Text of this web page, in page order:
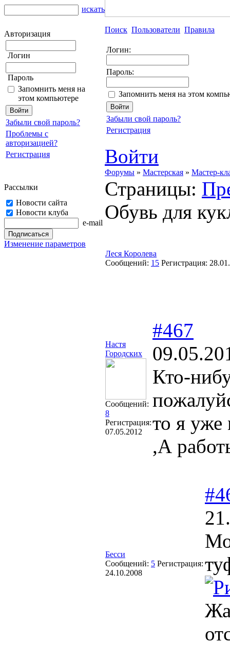
искать
Авторизация
Логин
Пароль
Запомнить меня на
этом компьютере
Забыли свой пароль?
Проблемы с
авторизацией?
Регистрация
Рассылки
Новости сайта
Новости клуба
e-mail
Изменение параметров
Поиск Пользователи Правила
Логин:
Пароль:
Запомнить меня на этом
Забыли свой пароль?
Регистрация
Войти
Форумы » Мастерская » Мастер-
Страницы:
Обувь для
Леся Королева
Сообщений: 15 Регистрация:
Настя
Городских
Сообщений:
8
Регистрация:
07.05.2012
#467
Кто-
то я уже
,А
Бесси
Сообщений: 5 Регистрация:
24.10.2008